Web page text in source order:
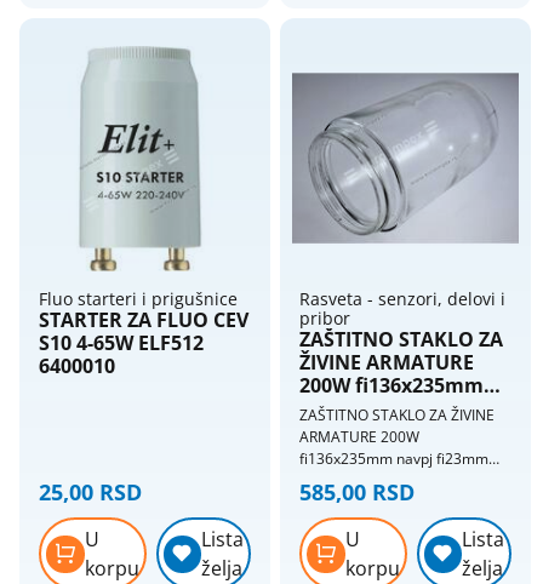
Fluo starteri i prigušnice
STARTER ZA FLUO CEV
S10 4-65W ELF512
6400010
25,00 RSD
U
korpu
Lista
želja
Rasveta - senzori, delovi i
pribor
ZAŠTITNO STAKLO ZA
ŽIVINE ARMATURE
200W fi136x235mm
navpj fi23mm ELS956
ZAŠTITNO STAKLO ZA ŽIVINE
ARMATURE 200W
fi136x235mm navpj fi23mm
ELS956 Zaštitno staklo, bistro
200W Sa navojem 123mm
Dimenzije: R136x235mm Bar
kod: 8606010789861
Pakovanje: 18 kom/kutija
585,00 RSD
U
korpu
Lista
želja